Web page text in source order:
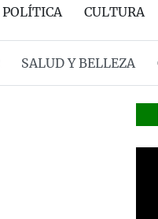
POLÍTICA CULTURA
SALUD Y BELLEZA